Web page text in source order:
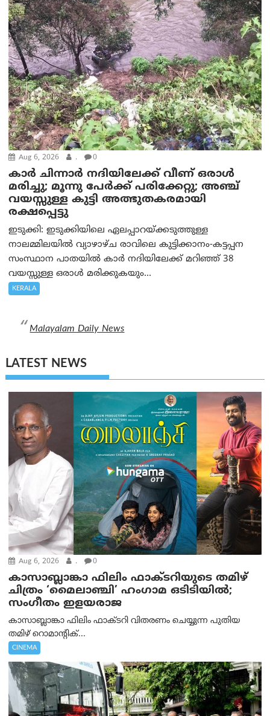
Aug 6, 2026 . 0
കാര്‍ ചിന്നാര്‍ നദിയിലേക്ക് വീണ് ഒരാള്‍
മരിച്ചു; മൂന്നു പേര്‍ക്ക് പരിക്കേറ്റു; അഞ്ച്
വയസ്സുള്ള കുട്ടി അത്ഭുതകരമായി
രക്ഷപ്പെട്ടു
ഇടുക്കി: ഇടുക്കിയിലെ ഏലപ്പാറയ്ക്കടുത്തുള്ള
നാലമ്മിലയിൽ വ്യാഴാഴ്ച രാവിലെ കുട്ടിക്കാനം-കട്ടപ്പന
സംസ്ഥാന പാതയിൽ കാർ നദിയിലേക്ക് മറിഞ്ഞ് 38
വയസ്സുള്ള ഒരാൾ മരിക്കുകയും...
KERALA
Malayalam Daily News
LATEST NEWS
Aug 6, 2026 . 0
കാസാബ്ലാങ്കാ ഫിലിം ഫാക്ടറിയുടെ തമിഴ്
ചിത്രം ‘മൈലാഞ്ചി’ ഹംഗാമ ഒടിടിയിൽ;
സംഗീതം ഇളയരാജ
കാസാബ്ലാങ്കാ ഫിലിം ഫാക്ടറി വിതരണം ചെയ്യുന്ന പുതിയ
തമിഴ് റൊമാന്റിക്...
CINEMA